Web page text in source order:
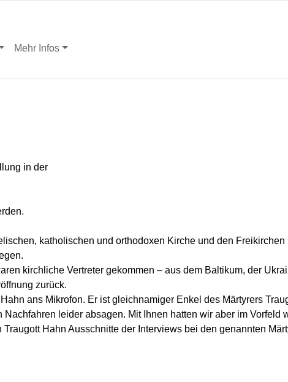
Mehr Infos
in der
katholischen und orthodoxen Kirche und den
kirchliche Vertreter gekommen – aus dem Baltikum, der
zurück.
ans Mikrofon. Er ist gleichnamiger Enkel des Märtyrers
leider absagen. Mit Ihnen hatten wir aber im
Hahn Ausschnitte der Interviews bei den genannten